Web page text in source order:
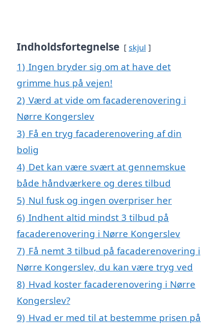
Indholdsfortegnelse skjul
1) Ingen bryder sig om at have det
grimme hus på vejen!
2) Værd at vide om facaderenovering i
Nørre Kongerslev
3) Få en tryg facaderenovering af din
bolig
4) Det kan være svært at gennemskue
både håndværkere og deres tilbud
5) Nul fusk og ingen overpriser her
6) Indhent altid mindst 3 tilbud på
facaderenovering i Nørre Kongerslev
7) Få nemt 3 tilbud på facaderenovering i
Nørre Kongerslev, du kan være tryg ved
8) Hvad koster facaderenovering i Nørre
Kongerslev?
9) Hvad er med til at bestemme prisen på